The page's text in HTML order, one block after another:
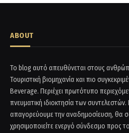
ABOUT
Το blog αυτό απευθύνεται στους
Τουριστική βιομηχανία και πιο
Beverage. Περιέχει πρωτότυπο
πνευματική ιδιοκτησία των
απαγορεύουμε την αναδημοσίευση, θα
χρησιμοποιείτε ενεργό σύνδεσμο προς